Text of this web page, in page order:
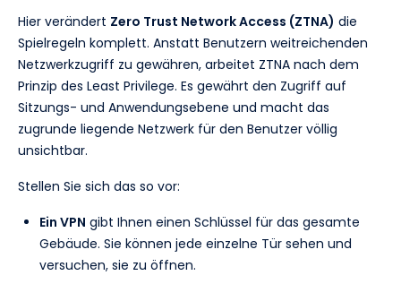
Hier verändert Zero Trust Network Access (ZTNA) die
Spielregeln komplett. Anstatt Benutzern weitreichenden
Netzwerkzugriff zu gewähren, arbeitet ZTNA nach dem
Prinzip des Least Privilege. Es gewährt den Zugriff auf
Sitzungs- und Anwendungsebene und macht das
zugrunde liegende Netzwerk für den Benutzer völlig
unsichtbar.
Stellen Sie sich das so vor:
Ein VPN gibt Ihnen einen Schlüssel für das gesamte
Gebäude. Sie können jede einzelne Tür sehen und
versuchen, sie zu öffnen.